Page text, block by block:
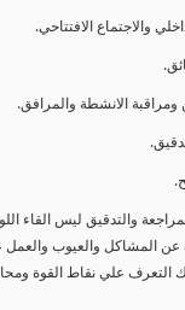
والتدقيق ليس القاء
المشاكل والعيوب والعمل
التعرف علي نقاط القوة